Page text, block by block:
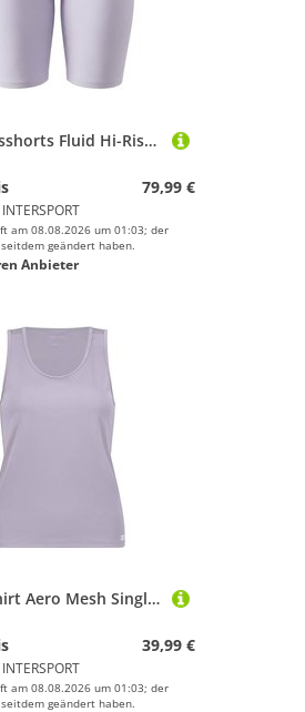
2XU Fitnessshorts Fluid Hi-Rise 5 Inch Shorts
79,99 €
INTERSPORT
am 08.08.2026 um 01:03; der
geändert haben.
Anbieter
2XU Laufshirt Aero Mesh Singlet
39,99 €
INTERSPORT
am 08.08.2026 um 01:03; der
geändert haben.